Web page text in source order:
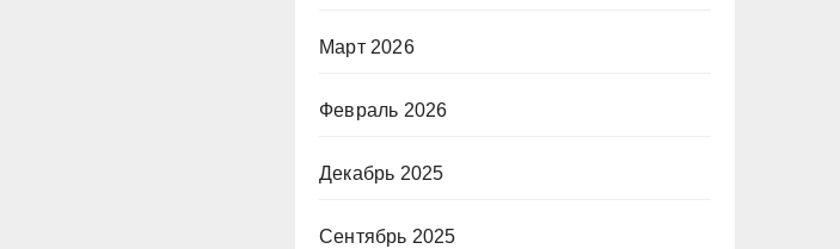
Март 2026
Февраль 2026
Декабрь 2025
Сентябрь 2025